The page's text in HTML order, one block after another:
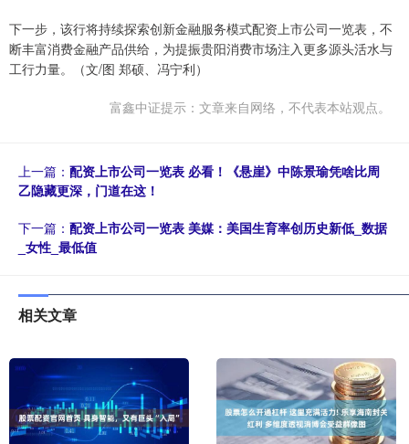
下一步，该行将持续探索创新金融服务模式配资上市公司一览表，不
断丰富消费金融产品供给，为提振贵阳消费市场注入更多源头活水与
工行力量。（文/图 郑硕、冯宁利）
富鑫中证提示：文章来自网络，不代表本站观点。
上一篇： 配资上市公司一览表 必看！《悬崖》中陈景瑜凭啥比周
乙隐藏更深，门道在这！
下一篇： 配资上市公司一览表 美媒：美国生育率创历史新低_数据
_女性_最低值
相关文章